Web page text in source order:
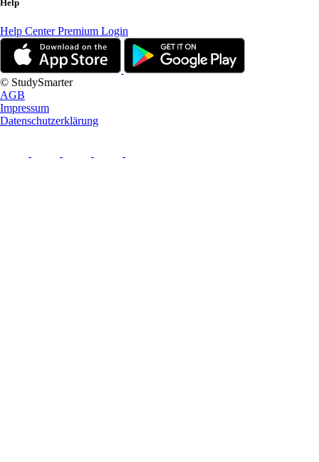
Help
Help CenterPremium Login
© StudySmarter
AGB
Impressum
Datenschutzerklärung